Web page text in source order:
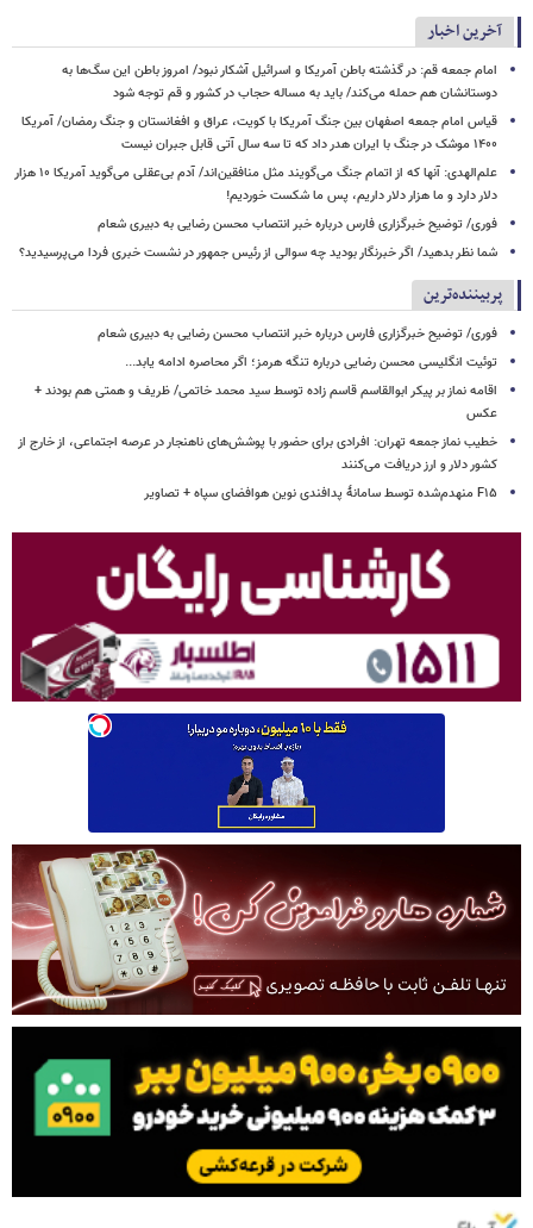
آخرین اخبار
امام جمعه قم: در گذشته باطن آمریکا و اسرائیل آشکار نبود/ امروز باطن این سگ‌ها به
دوستانشان هم حمله می‌کند/ باید به مساله حجاب در کشور و قم توجه شود
قیاس امام جمعه اصفهان بین جنگ آمریکا با کویت، عراق و افغانستان و جنگ رمضان/ آمریکا
۱۴۰۰ موشک در جنگ با ایران هدر داد که تا سه سال آتی قابل جبران نیست
علم‌الهدی: آنها که از اتمام جنگ می‌گویند مثل منافقین‌اند/ آدم بی‌عقلی می‌گوید آمریکا ۱۰ هزار
دلار دارد و ما هزار دلار داریم، پس ما شکست خوردیم!
فوری/ توضیح خبرگزاری فارس درباره خبر انتصاب محسن رضایی به دبیری شعام
شما نظر بدهید/ اگر خبرنگار بودید چه سوالی از رئیس جمهور در نشست خبری فردا می‌پرسیدید؟
پربیننده‌ترین
فوری/ توضیح خبرگزاری فارس درباره خبر انتصاب محسن رضایی به دبیری شعام
توئیت انگلیسی محسن رضایی درباره تنگه هرمز؛ اگر محاصره ادامه یابد...
اقامه نماز بر پیکر ابوالقاسم قاسم زاده توسط سید محمد خاتمی/ ظریف و همتی هم بودند +
عکس
خطیب نماز جمعه تهران: افرادی برای حضور با پوشش‌های ناهنجار در عرصه اجتماعی، از خارج از
کشور دلار و ارز دریافت می‌کنند
F۱۵ منهدم‌شده توسط سامانۀ پدافندی نوین هوافضای سپاه + تصاویر